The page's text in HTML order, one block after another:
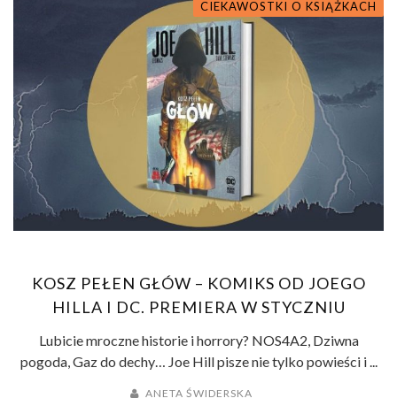
CIEKAWOSTKI O KSIĄŻKACH
KOSZ PEŁEN GŁÓW – KOMIKS OD JOEGO
HILLA I DC. PREMIERA W STYCZNIU
Lubicie mroczne historie i horrory? NOS4A2, Dziwna
pogoda, Gaz do dechy… Joe Hill pisze nie tylko powieści i ...
ANETA ŚWIDERSKA